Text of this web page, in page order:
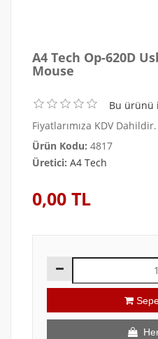
A4 Tech Op-620D
Mouse
Bu ürünü
Fiyatlarımıza KDV Dahildir.
Ürün Kodu: 4817
Üretici: A4 Tech
0,00 TL